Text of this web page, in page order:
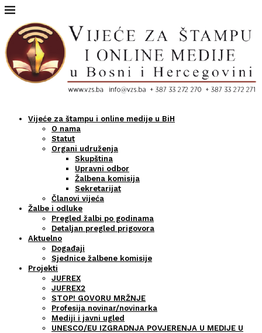
Vijeće za štampu i online medije u BiH
O nama
Statut
Organi udruženja
Skupština
Upravni odbor
Žalbena komisija
Sekretarijat
Članovi vijeća
Žalbe i odluke
Pregled žalbi po godinama
Detaljan pregled prigovora
Aktuelno
Događaji
Sjednice žalbene komisije
Projekti
JUFREX
JUFREX2
STOP! GOVORU MRŽNJE
Profesija novinar/novinarka
Mediji i javni ugled
UNESCO/EU IZGRADNJA POVJERENJA U MEDIJE U